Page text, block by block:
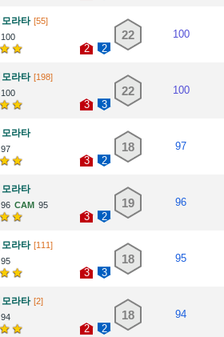
모라타 [55]
100
2 2
22 100
모라타 [198]
100
3 3
22 100
모라타
97
3 2
18 97
모라타
96 95
3 2
19 96
모라타 [111]
95
3 3
18 95
모라타 [2]
94
2 2
18 94